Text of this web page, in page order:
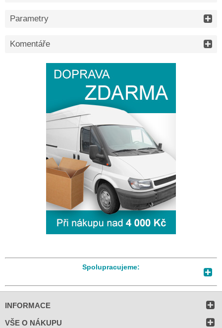
Parametry
Komentáře
Spolupracujeme:
INFORMACE
VŠE O NÁKUPU